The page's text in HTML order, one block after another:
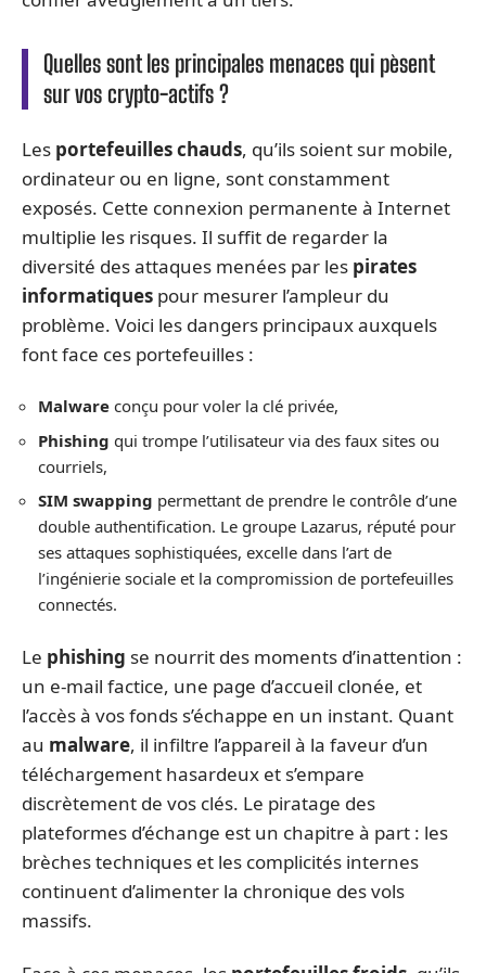
Quelles sont les principales menaces qui pèsent
sur vos crypto-actifs ?
Les portefeuilles chauds, qu’ils soient sur mobile,
ordinateur ou en ligne, sont constamment
exposés. Cette connexion permanente à Internet
multiplie les risques. Il suffit de regarder la
diversité des attaques menées par les pirates
informatiques pour mesurer l’ampleur du
problème. Voici les dangers principaux auxquels
font face ces portefeuilles :
Malware conçu pour voler la clé privée,
Phishing qui trompe l’utilisateur via des faux sites ou
courriels,
SIM swapping permettant de prendre le contrôle d’une
double authentification. Le groupe Lazarus, réputé pour
ses attaques sophistiquées, excelle dans l’art de
l’ingénierie sociale et la compromission de portefeuilles
connectés.
Le phishing se nourrit des moments d’inattention :
un e-mail factice, une page d’accueil clonée, et
l’accès à vos fonds s’échappe en un instant. Quant
au malware, il infiltre l’appareil à la faveur d’un
téléchargement hasardeux et s’empare
discrètement de vos clés. Le piratage des
plateformes d’échange est un chapitre à part : les
brèches techniques et les complicités internes
continuent d’alimenter la chronique des vols
massifs.